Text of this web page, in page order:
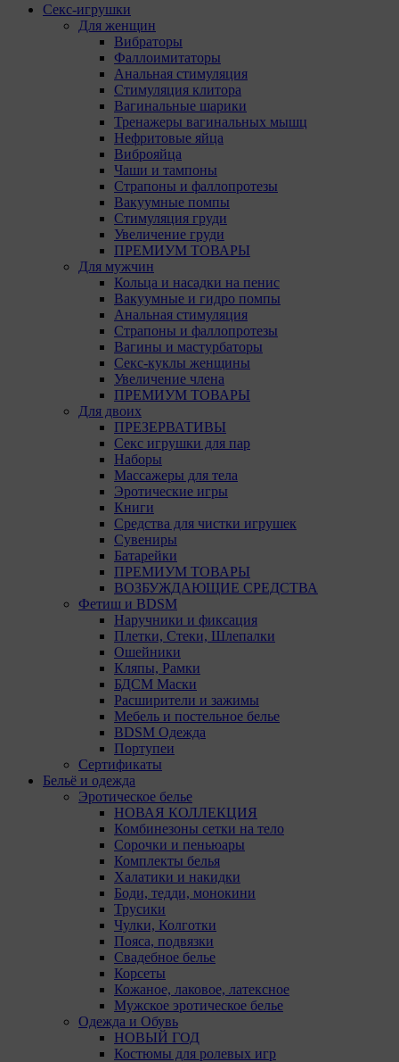
Секс-игрушки
Для женщин
Вибраторы
Фаллоимитаторы
Анальная стимуляция
Стимуляция клитора
Вагинальные шарики
Тренажеры вагинальных мышц
Нефритовые яйца
Виброяйца
Чаши и тампоны
Страпоны и фаллопротезы
Вакуумные помпы
Стимуляция груди
Увеличение груди
ПРЕМИУМ ТОВАРЫ
Для мужчин
Кольца и насадки на пенис
Вакуумные и гидро помпы
Анальная стимуляция
Страпоны и фаллопротезы
Вагины и мастурбаторы
Секс-куклы женщины
Увеличение члена
ПРЕМИУМ ТОВАРЫ
Для двоих
ПРЕЗЕРВАТИВЫ
Секс игрушки для пар
Наборы
Массажеры для тела
Эротические игры
Книги
Средства для чистки игрушек
Сувениры
Батарейки
ПРЕМИУМ ТОВАРЫ
ВОЗБУЖДАЮЩИЕ СРЕДСТВА
Фетиш и BDSM
Наручники и фиксация
Плетки, Стеки, Шлепалки
Ошейники
Кляпы, Рамки
БДСМ Маски
Расширители и зажимы
Мебель и постельное белье
BDSM Одежда
Портупеи
Сертификаты
Бельё и одежда
Эротическое белье
НОВАЯ КОЛЛЕКЦИЯ
Комбинезоны сетки на тело
Сорочки и пеньюары
Комплекты белья
Халатики и накидки
Боди, тедди, монокини
Трусики
Чулки, Колготки
Пояса, подвязки
Свадебное белье
Корсеты
Кожаное, лаковое, латексное
Мужское эротическое белье
Одежда и Обувь
НОВЫЙ ГОД
Костюмы для ролевых игр